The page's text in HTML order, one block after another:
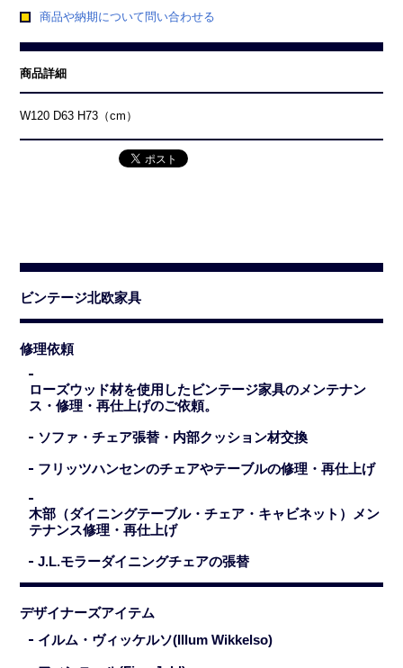
商品や納期について問い合わせる
商品詳細
W120 D63 H73（cm）
ビンテージ北欧家具
修理依頼
ローズウッド材を使用したビンテージ家具のメンテナン
ス・修理・再仕上げのご依頼。
ソファ・チェア張替・内部クッション材交換
フリッツハンセンのチェアやテーブルの修理・再仕上げ
木部（ダイニングテーブル・チェア・キャビネット）メン
テナンス修理・再仕上げ
J.L.モラーダイニングチェアの張替
デザイナーズアイテム
イルム・ヴィッケルソ(Illum Wikkelso)